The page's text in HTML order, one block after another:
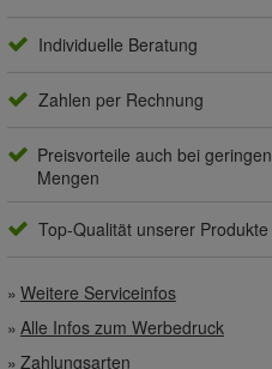
Individuelle Beratung
Zahlen per Rechnung
Preisvorteile auch bei geringen
Mengen
Top-Qualität unserer Produkte
Weitere Serviceinfos
Alle Infos zum Werbedruck
Zahlungsarten